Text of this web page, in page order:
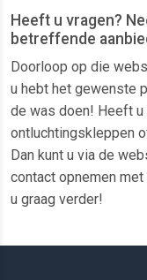
Heeft u vragen?
betreffende
Doorloop op die
u hebt het gewenste
de was doen! Heeft u
ontluchtingskleppen
Dan kunt u via de
contact opnemen
u graag verder!